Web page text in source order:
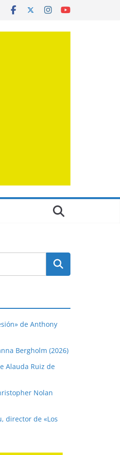
de Anthony
Bergholm (2026)
Alauda Ruiz de
Nolan
director de «Los